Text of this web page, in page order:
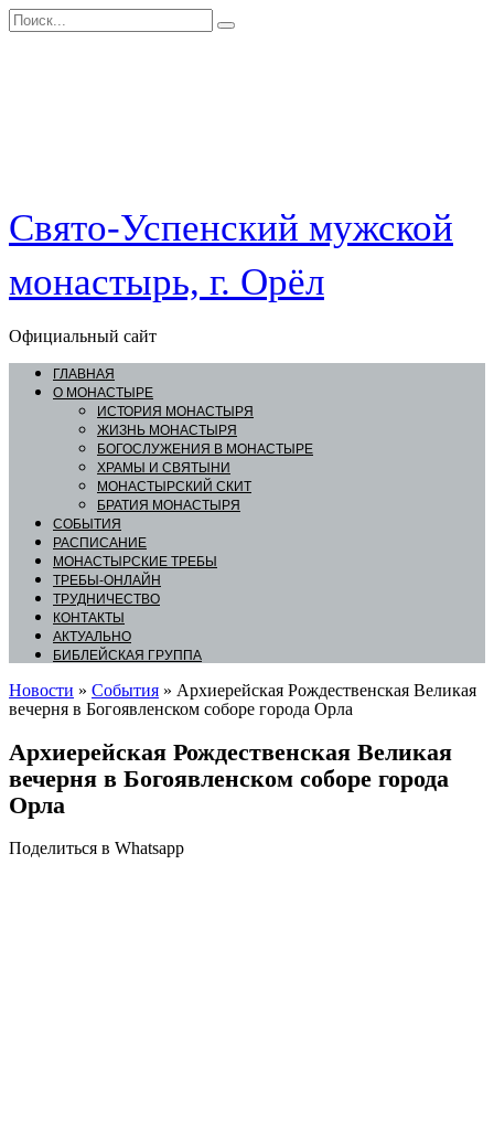
Перейти
к
Search
for:
Свято-Успенский мужской
монастырь, г. Орёл
Официальный сайт
ГЛАВНАЯ
О МОНАСТЫРЕ
ИСТОРИЯ МОНАСТЫРЯ
ЖИЗНЬ МОНАСТЫРЯ
БОГОСЛУЖЕНИЯ В МОНАСТЫРЕ
ХРАМЫ И СВЯТЫНИ
МОНАСТЫРСКИЙ СКИТ
БРАТИЯ МОНАСТЫРЯ
СОБЫТИЯ
РАСПИСАНИЕ
МОНАСТЫРСКИЕ ТРЕБЫ
ТРЕБЫ-ОНЛАЙН
ТРУДНИЧЕСТВО
КОНТАКТЫ
АКТУАЛЬНО
БИБЛЕЙСКАЯ ГРУППА
Новости » События » Архиерейская Рождественская Великая
вечерня в Богоявленском соборе города Орла
Архиерейская Рождественская Великая
вечерня в Богоявленском соборе города
Орла
Поделиться в Whatsapp